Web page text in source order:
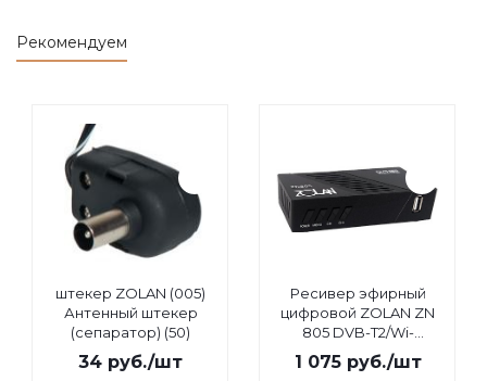
Рекомендуем
штекер ZOLAN (005)
Антенный штекер
(сепаратор) (50)
34 руб./шт
Ресивер эфирный
цифровой ZOLAN ZN
805 DVB-T2/Wi-
Fi/IPTV/MEGOGO/YouTube,
дисплей
1 075руб./шт